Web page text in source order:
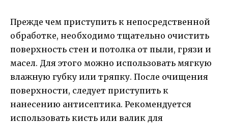
Прежде чем приступить к непосредственной
обработке, необходимо тщательно очистить
поверхность стен и потолка от пыли, грязи и
масел. Для этого можно использовать мягкую
влажную губку или тряпку. После очищения
поверхности, следует приступить к
нанесению антисептика. Рекомендуется
использовать кисть или валик для